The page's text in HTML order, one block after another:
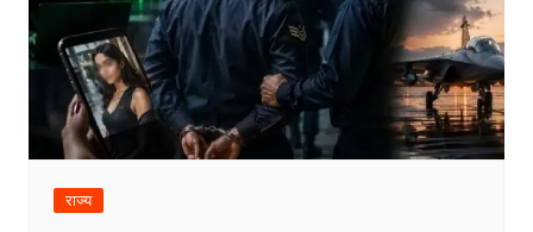
राज्य